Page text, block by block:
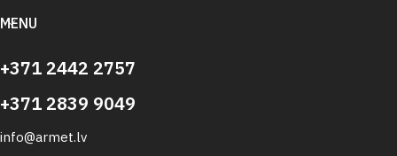
MENU
+371 2442 2757
+371 2839 9049
info@armet.lv